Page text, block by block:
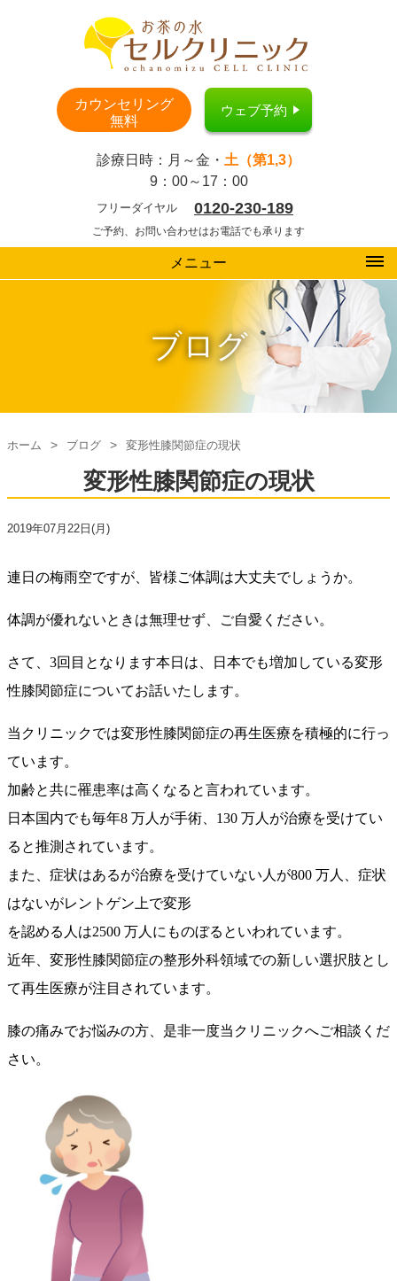
カウンセリング
無料
ウェブ予約
診療日時：月～金・ 土（第1,3）
9：00～17：00
フリーダイヤル 0120-230-189
ご予約、お問い合わせはお電話でも承ります
メニュー
ブログ
ホーム ブログ 変形性膝関節症の現状
変形性膝関節症の現状
2019年07月22日(月)
連日の梅雨空ですが、皆様ご体調は大丈夫でしょうか。
体調が優れないときは無理せず、ご自愛ください。
さて、 3回目となります本日は、日本でも増加している変形
性膝関節症についてお話いたします。
当クリニックでは変形性膝関節症の再生医療を積極的に行っ
ています。
加齢と共に罹患率は高くなると言われています。
日本国内でも毎年8 万人が手術、 130 万人が治療を受けてい
ると推測されています。
また、症状はあるが治療を受けていない人が800 万人、症状
はないがレントゲン上で変形
を認める人は2500 万人にものぼるといわれています。
近年、変形性膝関節症の整形外科領域での新しい選択肢とし
て再生医療が注目されています。
膝の痛みでお悩みの方、是非一度当クリニックへご相談くだ
さい。